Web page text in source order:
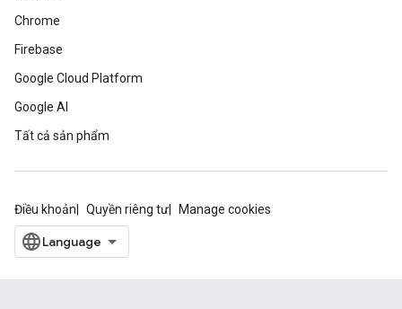
Chrome
Firebase
Google Cloud Platform
Google AI
Tất cả sản phẩm
Điều khoản Quyền riêng tư Manage cookies